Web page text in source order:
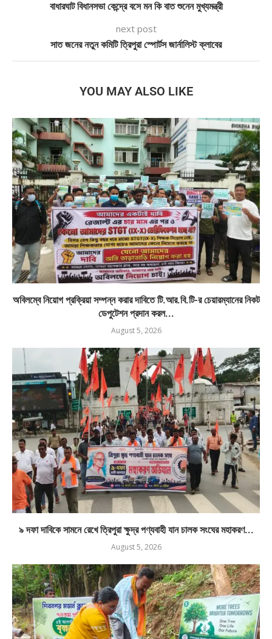
বাধারঘাট বিধানসভা কেন্দ্রে বসে মন কি বাত শুনেন মুখ্যমন্ত্রী
next post
সাত জনের নতুন কমিটি ত্রিপুরা স্পোর্টস জার্নালিস্ট ক্লাবের
YOU MAY ALSO LIKE
অবিলম্বে নিয়োগ প্রক্রিয়া সম্পন্ন করার দাবিতে টি.আর.বি.টি-র চেয়ারম্যানের নিকট
ডেপুটেশন প্রদান করল...
August 5, 2026
৯ দফা দাবিকে সামনে রেখে ত্রিপুরা ক্ষুদ্র পণ্যবাহী যান চালক সংঘের মহাকরণ...
August 5, 2026